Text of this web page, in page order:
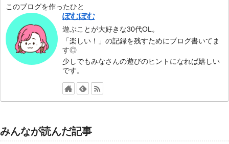
このブログを作ったひと
ぽむぽむ
遊ぶことが大好きな30代OL。
「楽しい！」の記録を残すためにブログ書いてま
す◎
少しでもみなさんの遊びのヒントになれば嬉しい
です。
みんなが読んだ記事